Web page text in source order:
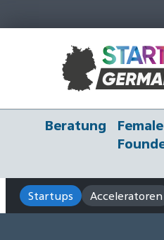
Beratung
Female
Startups Acceleratoren